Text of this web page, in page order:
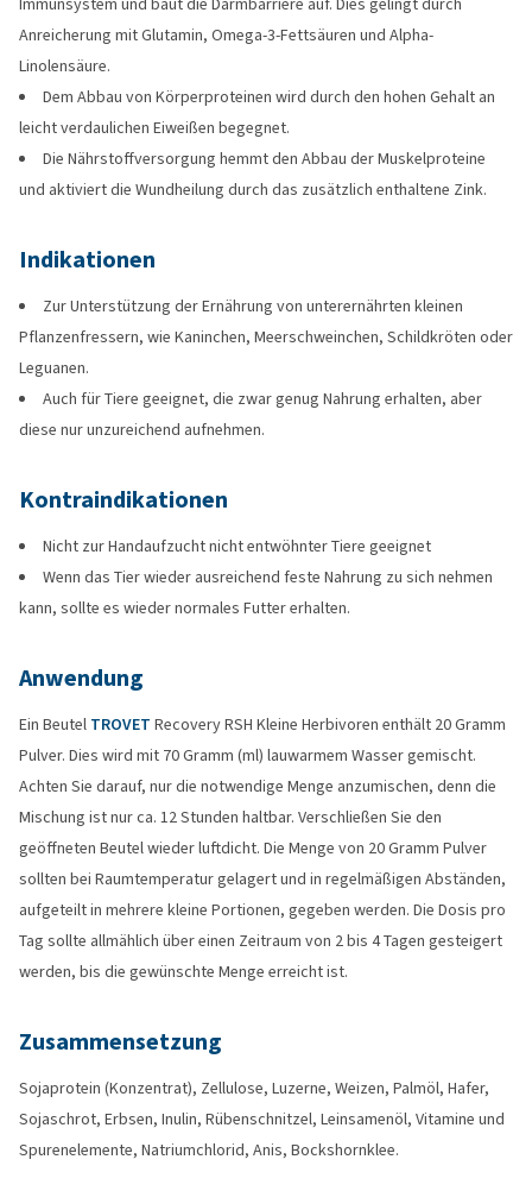
Anreicherung mit Glutamin, Omega-3-Fettsäuren und Alpha-
Linolensäure.
Dem Abbau von Körperproteinen wird durch den hohen Gehalt an
leicht verdaulichen Eiweißen begegnet.
Die Nährstoffversorgung hemmt den Abbau der Muskelproteine
und aktiviert die Wundheilung durch das zusätzlich enthaltene Zink.
Indikationen
Zur Unterstützung der Ernährung von unterernährten kleinen
Pflanzenfressern, wie Kaninchen, Meerschweinchen, Schildkröten oder
Leguanen.
Auch für Tiere geeignet, die zwar genug Nahrung erhalten, aber
diese nur unzureichend aufnehmen.
Kontraindikationen
Nicht zur Handaufzucht nicht entwöhnter Tiere geeignet
Wenn das Tier wieder ausreichend feste Nahrung zu sich nehmen
kann, sollte es wieder normales Futter erhalten.
Anwendung
Ein Beutel TROVET Recovery RSH Kleine Herbivoren enthält 20 Gramm
Pulver. Dies wird mit 70 Gramm (ml) lauwarmem Wasser gemischt.
Achten Sie darauf, nur die notwendige Menge anzumischen, denn die
Mischung ist nur ca. 12 Stunden haltbar. Verschließen Sie den
geöffneten Beutel wieder luftdicht. Die Menge von 20 Gramm Pulver
sollten bei Raumtemperatur gelagert und in regelmäßigen Abständen,
aufgeteilt in mehrere kleine Portionen, gegeben werden. Die Dosis pro
Tag sollte allmählich über einen Zeitraum von 2 bis 4 Tagen gesteigert
werden, bis die gewünschte Menge erreicht ist.
Zusammensetzung
Sojaprotein (Konzentrat), Zellulose, Luzerne, Weizen, Palmöl, Hafer,
Sojaschrot, Erbsen, Inulin, Rübenschnitzel, Leinsamenöl, Vitamine und
Spurenelemente, Natriumchlorid, Anis, Bockshornklee.